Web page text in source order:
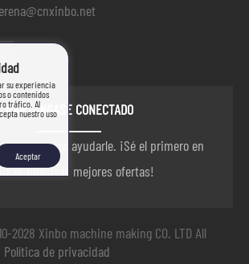
MANTÉNGASE CONECTADO
aquí para ayudarle. ¡Sé el primero en
nuestras mejores ofertas!
2028 Xinbo machine making CO. LTD All
Política de privacidad
su experiencia
o contenidos
tráfico. Al
nuestro uso
Aceptar